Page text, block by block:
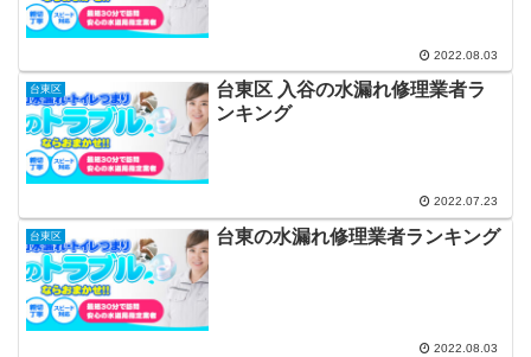
2022.08.03
台東区
台東区 入谷の水漏れ修理業者ラ
ンキング
2022.07.23
台東区 台東の水漏れ修理業者ランキング
2022.08.03